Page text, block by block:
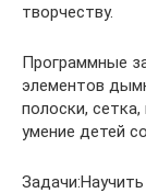
творчеству.
Программные
элементов
полоски,
умение детей